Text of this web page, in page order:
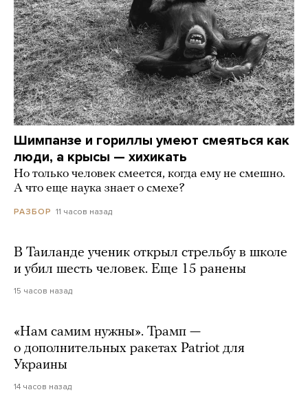
Шимпанзе и гориллы умеют смеяться как
люди, а крысы — хихикать
Но только человек смеется, когда ему не смешно.
А что еще наука знает о смехе?
РАЗБОР 11 часов назад
В Таиланде ученик открыл стрельбу в школе
и убил шесть человек. Еще 15 ранены
15 часов назад
«Нам самим нужны». Трамп —
о дополнительных ракетах Patriot для
Украины
14 часов назад